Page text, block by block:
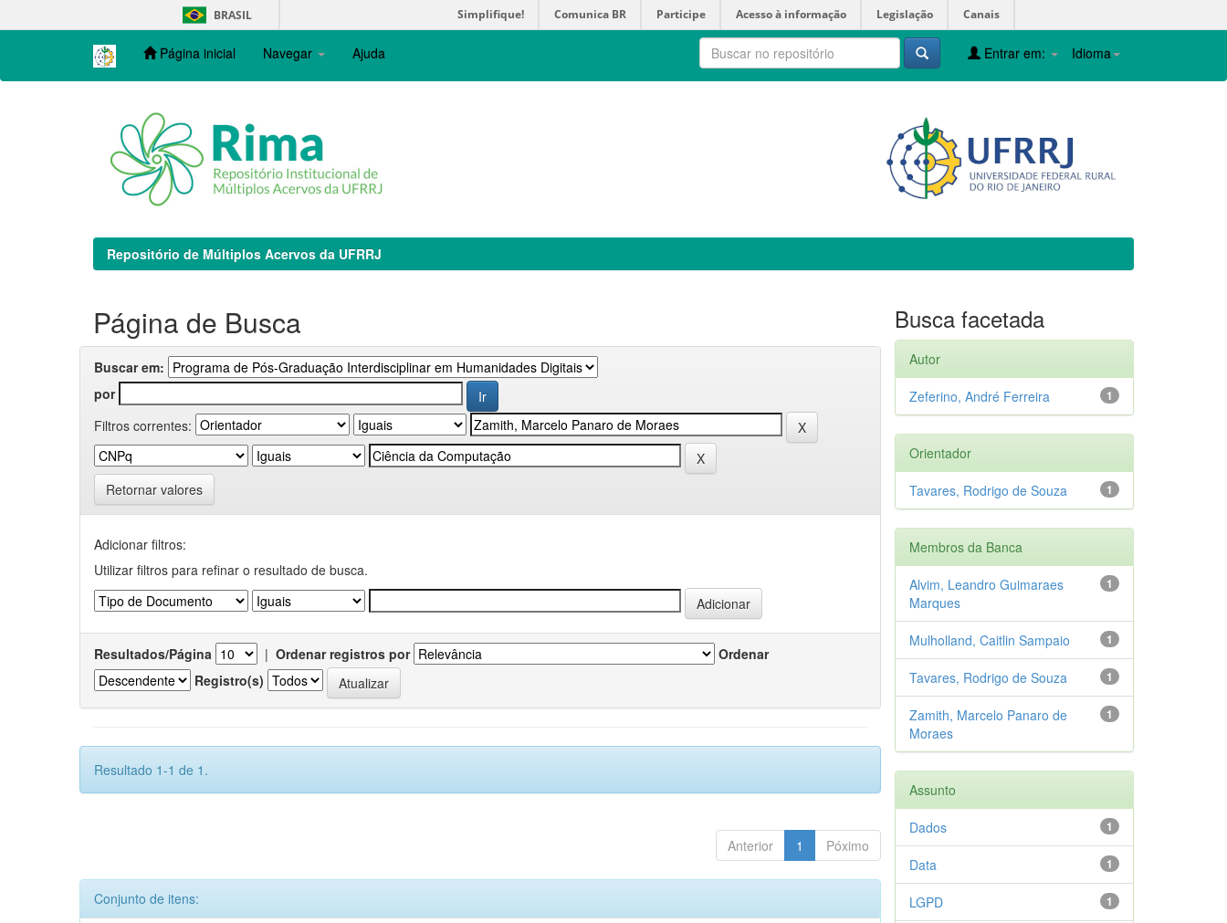
navigation
BRASIL Simplifique! Comunica BR Participe Acesso à informação Legislação Canais
Página inicial Navegar Ajuda Idioma
Entrar em:
Repositório de Múltiplos Acervos da UFRRJ
Página de Busca
Buscar em:
por
Filtros correntes:
Retornar valores
Adicionar filtros:
Utilizar filtros para refinar o resultado de busca.
Resultados/Página | Ordenar registros por
Ordenar
Registro(s)
Resultado 1-1 de 1.
Anterior 1 Póximo
Conjunto de itens:
Busca facetada
Autor
1
Zeferino, André Ferreira
Orientador
1
Tavares, Rodrigo de Souza
Membros da Banca
1
Alvim, Leandro Guimaraes
Marques
1
Mulholland, Caitlin Sampaio
1
Tavares, Rodrigo de Souza
1
Zamith, Marcelo Panaro de
Moraes
Assunto
1
Dados
1
Data
1
LGPD